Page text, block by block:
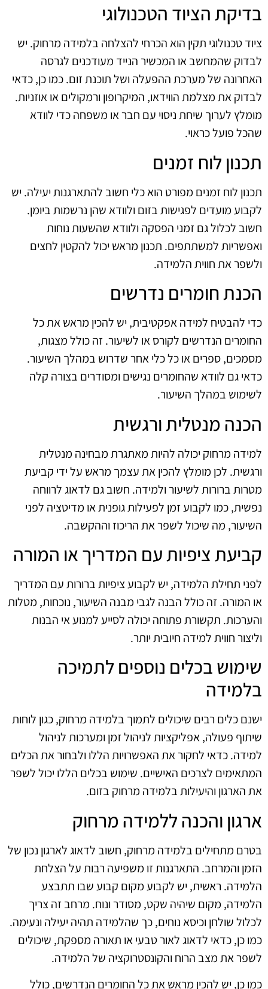
בדיקת הציוד הטכנולוגי
ציוד טכנולוגי תקין הוא הכרחי להצלחה בלמידה מרחוק. יש
לבדוק שהמחשב או המכשיר הנייד מעודכנים לגרסה
האחרונה של מערכת ההפעלה ושל תוכנת זום. כמו כן, כדאי
לבדוק את מצלמת הווידאו, המיקרופון ורמקולים או אוזניות.
מומלץ לערוך שיחת ניסוי עם חבר או משפחה כדי לוודא
שהכל פועל כראוי.
תכנון לוח זמנים
תכנון לוח זמנים מפורט הוא כלי חשוב להתארגנות יעילה. יש
לקבוע מועדים לפגישות בזום ולוודא שהן נרשמות ביומן.
חשוב לכלול גם זמני הפסקה ולוודא שהשעות נוחות
ואפשריות למשתתפים. תכנון מראש יכול להקטין לחצים
ולשפר את חווית הלמידה.
הכנת חומרים נדרשים
כדי להבטיח למידה אפקטיבית, יש להכין מראש את כל
החומרים הנדרשים לקורס או לשיעור. זה כולל מצגות,
מסמכים, ספרים או כל כלי אחר שדרוש במהלך השיעור.
כדאי גם לוודא שהחומרים נגישים ומסודרים בצורה קלה
לשימוש במהלך השיעור.
הכנה מנטלית ורגשית
למידה מרחוק יכולה להיות מאתגרת מבחינה מנטלית
ורגשית. לכן מומלץ להכין את עצמך מראש על ידי קביעת
מטרות ברורות לשיעור ולמידה. חשוב גם לדאוג לרווחה
נפשית, כמו לקבוע זמן לפעילות גופנית או מדיטציה לפני
השיעור, מה שיכול לשפר את הריכוז וההקשבה.
קביעת ציפיות עם המדריך או המורה
לפני תחילת הלמידה, יש לקבוע ציפיות ברורות עם המדריך
או המורה. זה כולל הבנה לגבי מבנה השיעור, נוכחות, מטלות
והערכות. תקשורת פתוחה יכולה לסייע למנוע אי הבנות
וליצור חווית למידה חיובית יותר.
שימוש בכלים נוספים לתמיכה
בלמידה
ישנם כלים רבים שיכולים לתמוך בלמידה מרחוק, כגון לוחות
שיתוף פעולה, אפליקציות לניהול זמן ומערכות לניהול
למידה. כדאי לחקור את האפשרויות הללו ולבחור את הכלים
המתאימים לצרכים האישיים. שימוש בכלים הללו יכול לשפר
את הארגון והיעילות בלמידה מרחוק בזום.
ארגון והכנה ללמידה מרחוק
בטרם מתחילים בלמידה מרחוק, חשוב לדאוג לארגון נכון של
הזמן והמרחב. התארגנות זו משפיעה רבות על הצלחת
הלמידה. ראשית, יש לקבוע מקום קבוע שבו תתבצע
הלמידה, מקום שיהיה שקט, מסודר ונוח. מרחב זה צריך
לכלול שולחן וכיסא נוחים, כך שהלמידה תהיה יעילה ונעימה.
כמו כן, כדאי לדאוג לאור טבעי או תאורה מספקת, שיכולים
לשפר את מצב הרוח והקונסטרוקציה של הלמידה.
כמו כן, יש להכין מראש את כל החומרים הנדרשים, כולל